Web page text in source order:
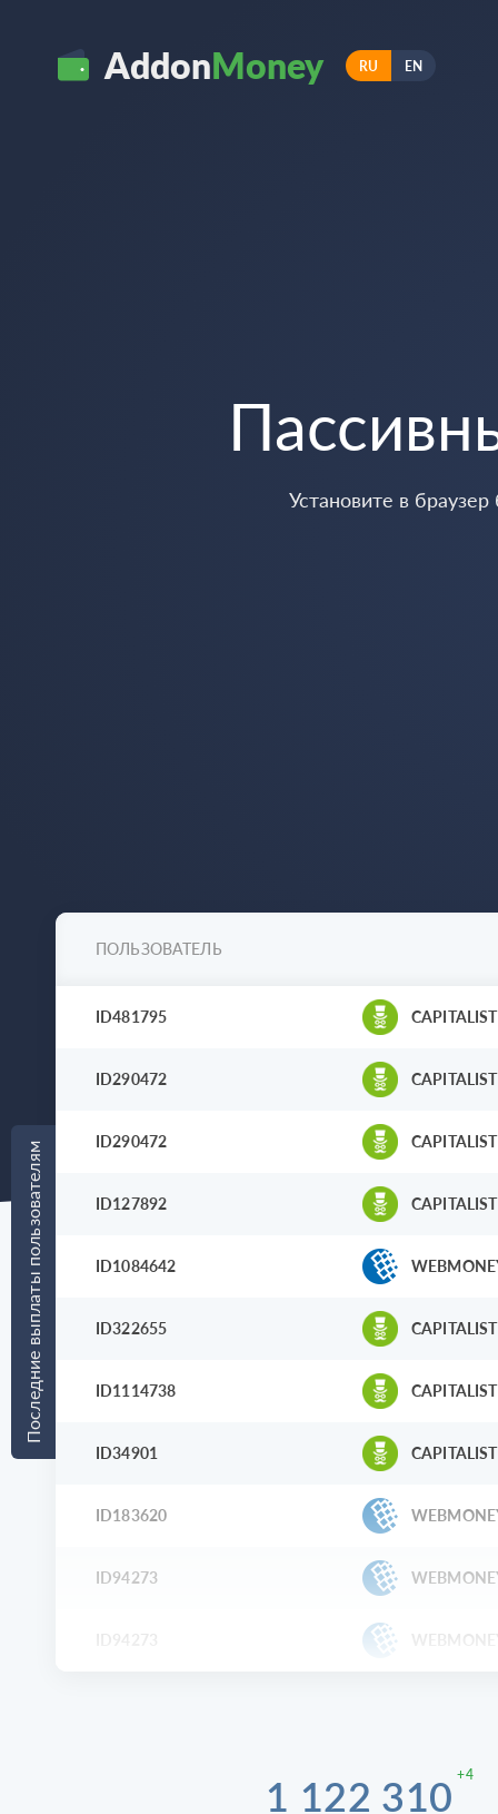
AddonMoney RU EN
Установите в
Последние выплаты пользователям
ПОЛЬЗОВАТЕЛЬ
ID481795 CAPITALIST
ID290472 CAPITALIST
ID290472 CAPITALIST
ID127892 CAPITALIST
ID1084642
ID322655 CAPITALIST
ID1114738 CAPITALIST
ID34901 CAPITALIST
ID183620
ID94273
1 122 310 +4